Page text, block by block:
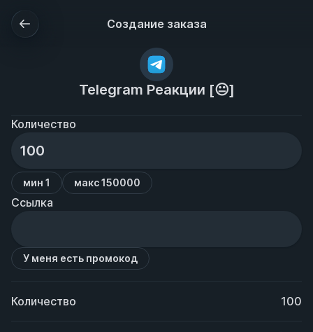
Создание заказа
Telegram Реакции [😐]
Количество
мин 1 макс 150000
Ссылка
У меня есть промокод
Количество 100